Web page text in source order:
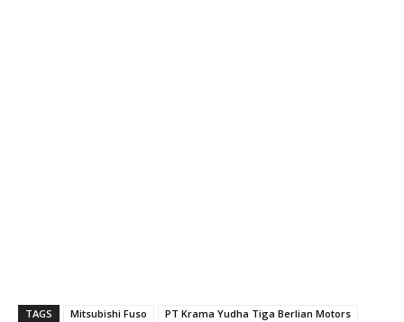
TAGS Mitsubishi Fuso
PT Krama Yudha Tiga Berlian Motors